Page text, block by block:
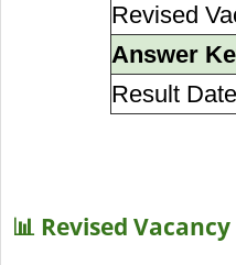
Revised
Answer
Result Date
📊 Revised